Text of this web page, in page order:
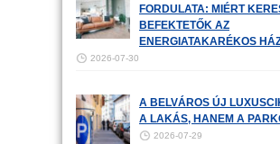
FORDULATA: MIÉRT
BEFEKTETŐK AZ
ENERGIATAKARÉKOS
2026-07-30
A BELVÁROS ÚJ
A LAKÁS, HANEM A
2026-07-29